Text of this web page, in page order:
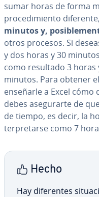
sumar horas de forma
pro­ce­di­mie­n­to
minutos y,
otros procesos. Si
y dos horas y 30
como resultado 3 horas
minutos. Para obtener
enseñarle a Excel
debes ase­gu­rar­te de
de tiempo, es decir, la
te­r­pre­tar­se como 7
Hecho
Hay di­fe­re­n­tes